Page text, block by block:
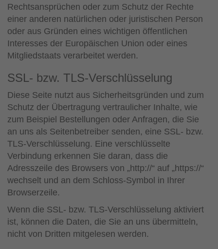
Rechtsansprüchen oder zum Schutz der Rechte
einer anderen natürlichen oder juristischen Person
oder aus Gründen eines wichtigen öffentlichen
Interesses der Europäischen Union oder eines
Mitgliedstaats verarbeitet werden.
SSL- bzw. TLS-Verschlüsselung
Diese Seite nutzt aus Sicherheitsgründen und zum
Schutz der Übertragung vertraulicher Inhalte, wie
zum Beispiel Bestellungen oder Anfragen, die Sie
an uns als Seitenbetreiber senden, eine SSL- bzw.
TLS-Verschlüsselung. Eine verschlüsselte
Verbindung erkennen Sie daran, dass die
Adresszeile des Browsers von „http://“ auf „https://“
wechselt und an dem Schloss-Symbol in Ihrer
Browserzeile.
Wenn die SSL- bzw. TLS-Verschlüsselung aktiviert
ist, können die Daten, die Sie an uns übermitteln,
nicht von Dritten mitgelesen werden.